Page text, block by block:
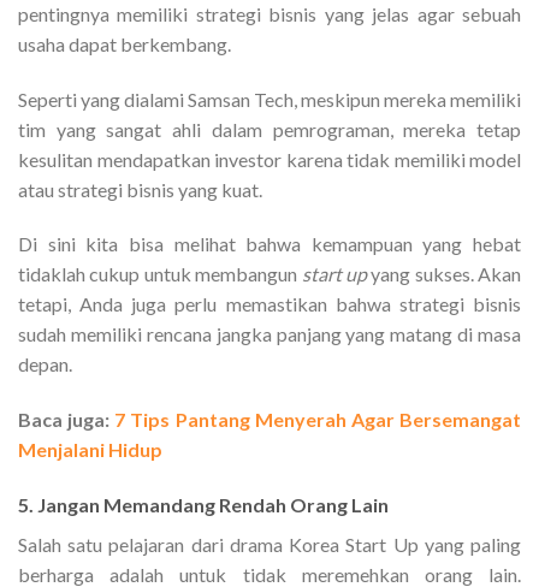
pentingnya memiliki strategi bisnis yang jelas agar sebuah
usaha dapat berkembang.
Seperti yang dialami Samsan Tech, meskipun mereka memiliki
tim yang sangat ahli dalam pemrograman, mereka tetap
kesulitan mendapatkan investor karena tidak memiliki model
atau strategi bisnis yang kuat.
Di sini kita bisa melihat bahwa kemampuan yang hebat
tidaklah cukup untuk membangun start upyang sukses. Akan
tetapi, Anda juga perlu memastikan bahwa strategi bisnis
sudah memiliki rencana jangka panjang yang matang di masa
depan.
Baca juga: 7 Tips Pantang Menyerah Agar Bersemangat
Menjalani Hidup
5. Jangan Memandang Rendah Orang Lain
Salah satu pelajaran dari drama Korea Start Up yang paling
berharga adalah untuk tidak meremehkan orang lain.